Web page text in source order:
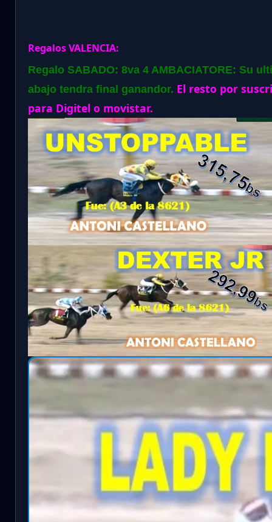
Regalos VALENCIA:
Regalo SABADO: 8va 4 AMBACIATORE: Su
abajo tendra final ganandor. El resto por
para Digitel o movistar.